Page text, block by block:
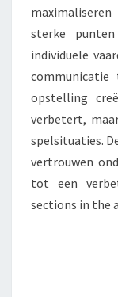
sterke
individuele
communicatie
opstelling
verbetert,
spelsituaties.
vertrouwen
tot een
sections in the